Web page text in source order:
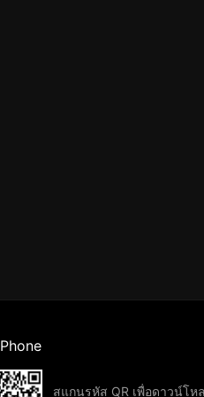
Phone
สแกนรหัส QR เพื่อดาวน์โห